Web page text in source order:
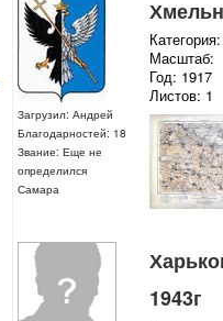
Загрузил: Андрей
Благодарностей: 18
Звание: Еще не
определился
Самара
Масштаб:
Год: 1917
Листов: 1
1943г